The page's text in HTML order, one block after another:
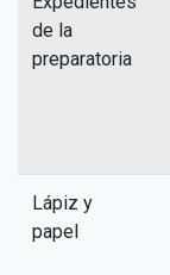
de la
preparatoria
Lápiz y
papel